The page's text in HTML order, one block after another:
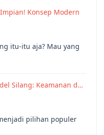
Konsep Modern
itu-itu aja? Mau yang
Silang: Keamanan d…
pilihan populer